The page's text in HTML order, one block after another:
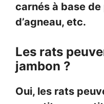
carnés à base
d’agneau, etc.
Les rats
jambon ?
Oui, les rats